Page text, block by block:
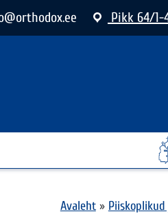
Pikk 64/1-
Avaleht »